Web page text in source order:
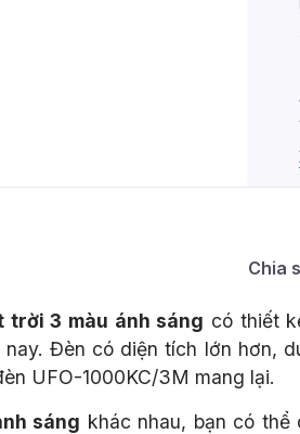
Chia
trời 3 màu ánh sáng có thiết
Đèn có diện tích lớn hơn,
UFO-1000KC/3M mang lại.
sáng khác nhau, bạn có